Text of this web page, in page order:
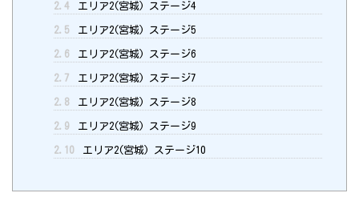
2.4 エリア2(宮城) ステージ4
2.5 エリア2(宮城) ステージ5
2.6 エリア2(宮城) ステージ6
2.7 エリア2(宮城) ステージ7
2.8 エリア2(宮城) ステージ8
2.9 エリア2(宮城) ステージ9
2.10 エリア2(宮城) ステージ10